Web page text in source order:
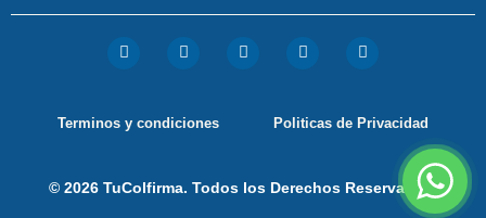
© 2026 TuColfirma. Todos los Derechos Reservados.
Terminos y condiciones Politicas de Privacidad